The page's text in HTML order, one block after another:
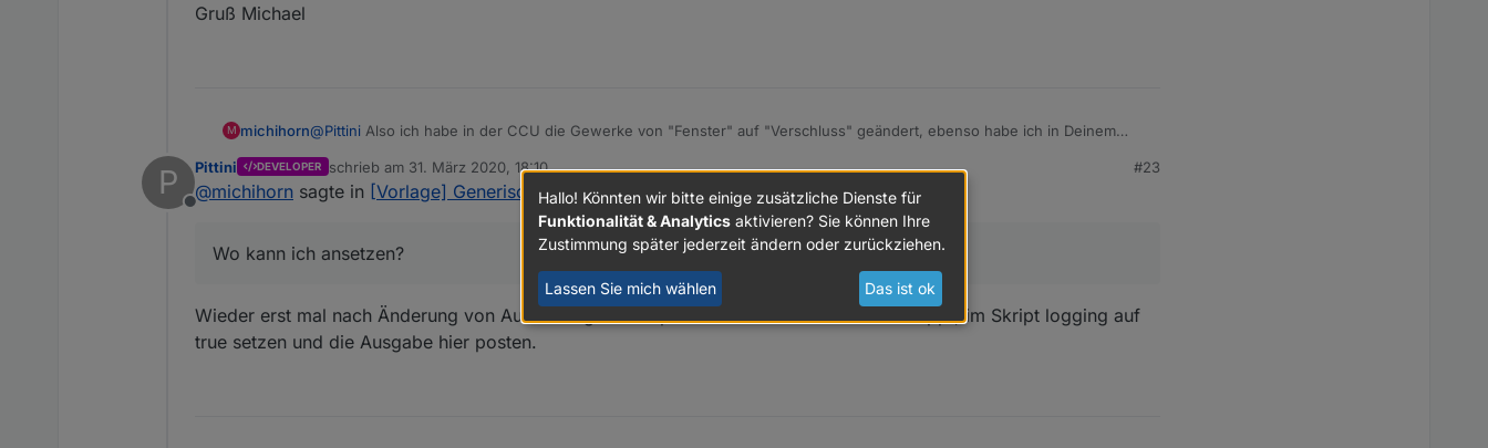
Gruß Michael
M michihorn@Pittini Also ich habe in der CCU die Gewerke von "Fenster" auf "Verschluss" geändert, ebenso habe ich in Deinem
Script behauptet alle Fenster sind zu. Wo kann ich ansetzen?
Fehlermeldungen gibt es auch im "großen LOG " keine mehr.
In den Objekten sind aber auch keine Räume angelegt.
P
Offline
Pittini DEVELOPER schrieb am 31. März 2020, 18:10
zuletzt editiert von
#23
@michihorn sagte in [Vorlage] Generisches Fensteroffenskript + Vis:
Wo kann ich ansetzen?
Wieder erst mal nach Änderung von Aufzählung JS Adapter neustarten. Wenns nicht klappt, im Skript logging auf
true setzen und die Ausgabe hier posten.
Hallo! Könnten wir bitte einige zusätzliche Dienste für
Funktionalität & Analytics aktivieren? Sie können Ihre
Zustimmung später jederzeit ändern oder zurückziehen.
Lassen Sie mich wählen Das ist ok